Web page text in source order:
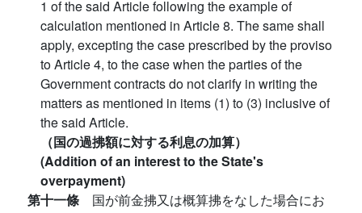
1 of the said Article following the example of
calculation mentioned in Article 8. The same shall
apply, excepting the case prescribed by the proviso
to Article 4, to the case when the parties of the
Government contracts do not clarify in writing the
matters as mentioned in items (1) to (3) inclusive of
the said Article.
（国の過拂額に対する利息の加算）
(Addition of an interest to the State's
overpayment)
第十一條 国が前金拂又は概算拂をなした場合にお